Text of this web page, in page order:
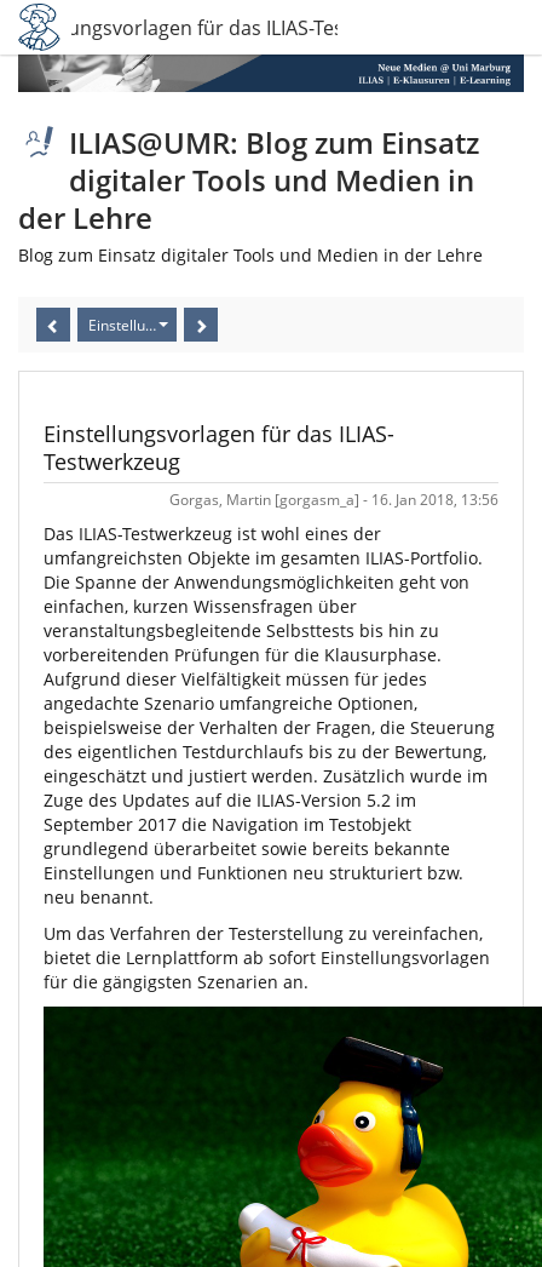
Einstellungsvorlagen für das ILIAS-Testwerkzeug
ILIAS@UMR: Blog zum Einsatz
digitaler Tools und Medien in
der Lehre
Blog zum Einsatz digitaler Tools und Medien in der Lehre
Einstellungsvorlagen für das ILIAS-Testwerkzeug
Einstellungsvorlagen für das ILIAS-
Testwerkzeug
Gorgas, Martin [gorgasm_a] - 16. Jan 2018, 13:56
Das ILIAS-Testwerkzeug ist wohl eines der
umfangreichsten Objekte im gesamten ILIAS-Portfolio.
Die Spanne der Anwendungsmöglichkeiten geht von
einfachen, kurzen Wissensfragen über
veranstaltungsbegleitende Selbsttests bis hin zu
vorbereitenden Prüfungen für die Klausurphase.
Aufgrund dieser Vielfältigkeit müssen für jedes
angedachte Szenario umfangreiche Optionen,
beispielsweise der Verhalten der Fragen, die Steuerung
des eigentlichen Testdurchlaufs bis zu der Bewertung,
eingeschätzt und justiert werden. Zusätzlich wurde im
Zuge des Updates auf die ILIAS-Version 5.2 im
September 2017 die Navigation im Testobjekt
grundlegend überarbeitet sowie bereits bekannte
Einstellungen und Funktionen neu strukturiert bzw.
neu benannt.
Um das Verfahren der Testerstellung zu vereinfachen,
bietet die Lernplattform ab sofort Einstellungsvorlagen
für die gängigsten Szenarien an.